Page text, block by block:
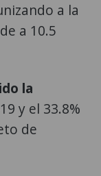
a la
a 10.5
la
y el 33.8%
de